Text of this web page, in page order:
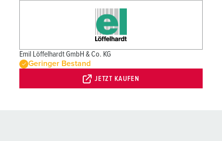
Emil Löffelhardt GmbH & Co. KG
Geringer Bestand
JETZT KAUFEN